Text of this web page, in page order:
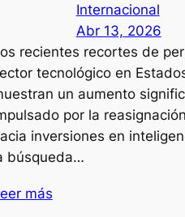
Internacional
Abr 13, 2026
recientes recortes de
tecnológico en
un aumento
por la
inversiones en
búsqueda…
más